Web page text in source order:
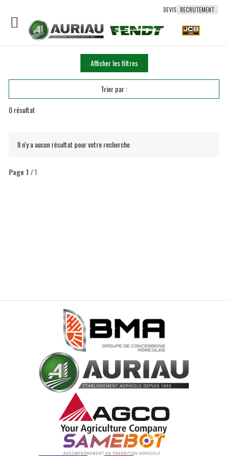
DEVIS RECRUTEMENT
0 résultat
Trier par :
Afficher les filtres
Il n'y a aucun résultat pour votre recherche
Page 1 / 1